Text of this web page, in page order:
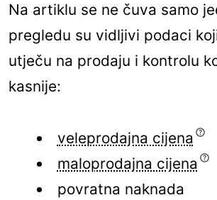
Na artiklu se ne čuva samo
pregledu su vidljivi podaci
utječu na prodaju i kontrolu
kasnije:
veleprodajna cijena
maloprodajna cijena
povratna naknada